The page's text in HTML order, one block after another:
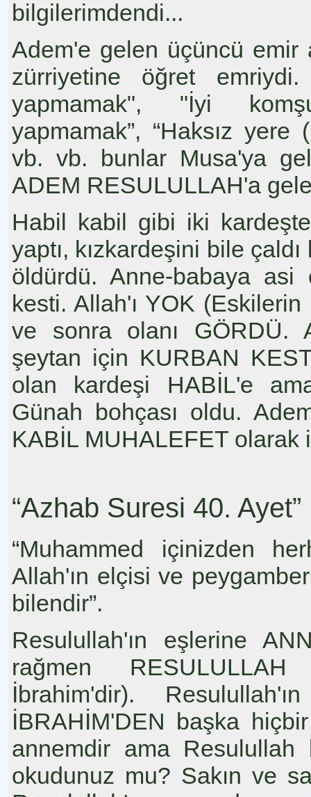
bilgilerimdendi...
Adem'e gelen üçüncü emir
zürriyetine öğret
yapmamak", "İyi
yapmamak”, “Haksız yere
vb. vb. bunlar Musa'ya
ADEM RESULULLAH'a
Habil kabil gibi iki
yaptı, kızkardeşini bile
öldürdü. Anne-babaya asi
kesti. Allah'ı YOK
ve sonra olanı GÖRDÜ.
şeytan için KURBAN
olan kardeşi HABİL'e
Günah bohçası oldu.
KABİL MUHALEFET olarak
“Azhab Suresi 40. Ayet”
“Muhammed içinizden
Allah'ın elçisi ve
bilendir”.
Resulullah'ın eşlerine
rağmen
İbrahim'dir).
İBRAHİM'DEN başka
annemdir ama Resulullah
okudunuz mu? Sakın ve